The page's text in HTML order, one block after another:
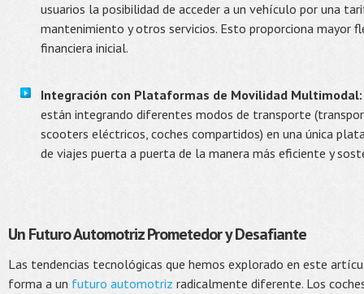
usuarios la posibilidad de acceder a un vehículo por una
mantenimiento y otros servicios. Esto proporciona mayor
financiera inicial.
Integración con Plataformas de Movilidad Multimodal:
están integrando diferentes modos de transporte
scooters eléctricos, coches compartidos) en una única
de viajes puerta a puerta de la manera más eficiente y
Un Futuro Automotriz Prometedor y Desafiante
Las tendencias tecnológicas que hemos explorado en este
forma a un futuro automotriz radicalmente diferente. Los